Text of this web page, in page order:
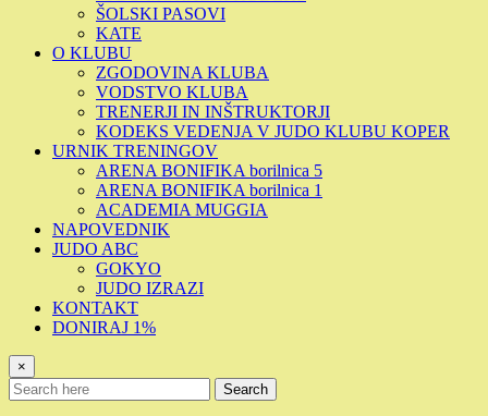
ŠOLSKI PASOVI
KATE
O KLUBU
ZGODOVINA KLUBA
VODSTVO KLUBA
TRENERJI IN INŠTRUKTORJI
KODEKS VEDENJA V JUDO KLUBU KOPER
URNIK TRENINGOV
ARENA BONIFIKA borilnica 5
ARENA BONIFIKA borilnica 1
ACADEMIA MUGGIA
NAPOVEDNIK
JUDO ABC
GOKYO
JUDO IZRAZI
KONTAKT
DONIRAJ 1%
×
Search